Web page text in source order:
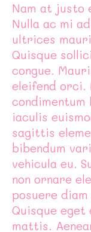
Nam at justo
Nulla ac mi
ultrices
Quisque
congue.
eleifend orci.
iaculis
sagittis
bibendum
vehicula eu.
non ornare
posuere
Quisque
mattis.